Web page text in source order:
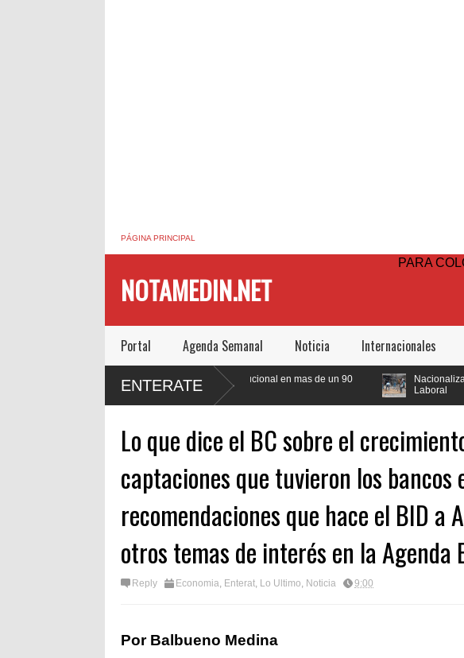
PÁGINA PRINCIPAL
NOTAMEDIN.NET
PARA
Portal Agenda Semanal Noticia Internacionales
ENTERATE
la población a la reforma Constitucional en mas de un 90
Nacionalización del Trabajo,
Lo que dice el BC sobre el
captaciones que tuvieron los bancos
recomendaciones que hace el BID a
otros temas de interés en la Agenda
Reply Economia, Enterat, Lo Ultimo, Noticia 9:00
Por Balbueno Medina